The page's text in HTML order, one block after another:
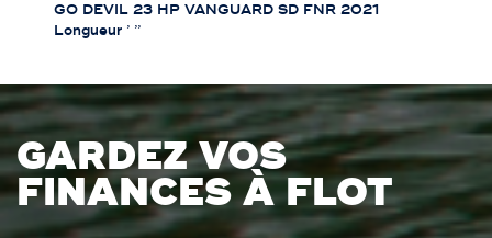
GO DEVIL 23 HP VANGUARD SD FNR 2021
Longueur ’ ’’
GARDEZ VOS
FINANCES À FLOT